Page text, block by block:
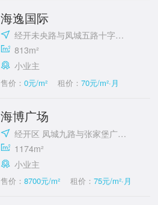
海逸国际
经开未央路与凤城五路十字东北角
813m²
小业主
售价：0元/m² 租价： 70元/m²·月
海博广场
经开区 凤城九路与张家堡广场西北角
1174m²
小业主
售价：8700元/m² 租价： 75元/m²·月